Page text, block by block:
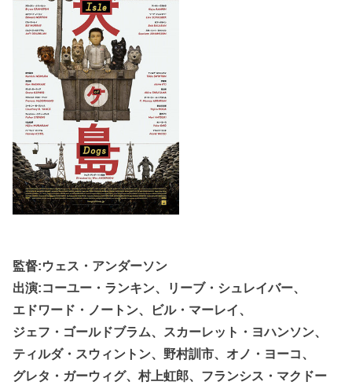
監督:ウェス・アンダーソン
出演:コーユー・ランキン、リーブ・シュレイバー、
エドワード・ノートン、ビル・マーレイ、
ジェフ・ゴールドブラム、スカーレット・ヨハンソン、
ティルダ・スウィントン、野村訓市、オノ・ヨーコ、
グレタ・ガーウィグ、村上虹郎、フランシス・マクドー